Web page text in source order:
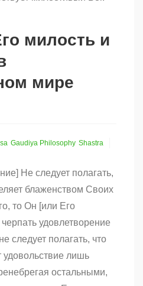
милость и
мире
Gaudiya Philosophy Shastra
Не следует полагать,
блаженством Своих
то Он [или Его
удовлетворение
следует полагать, что
удовольствие лишь
остальными,